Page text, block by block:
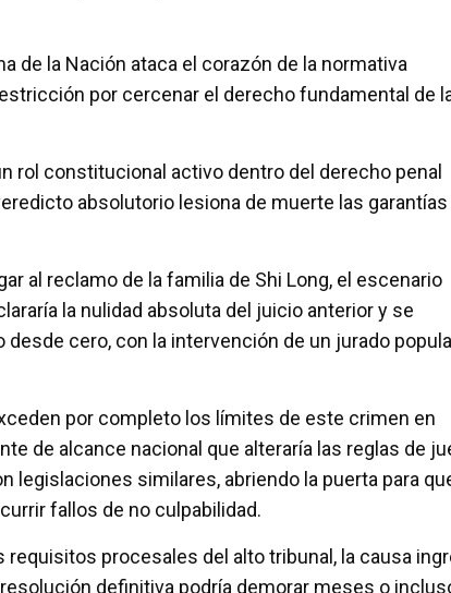
de la Nación ataca el corazón de la normativa
por cercenar el derecho fundamental de
rol constitucional activo dentro del derecho penal
absolutorio lesiona de muerte las garantías
al reclamo de la familia de Shi Long, el escenario
la nulidad absoluta del juicio anterior y se
cero, con la intervención de un jurado
por completo los límites de este crimen en
de alcance nacional que alteraría las reglas de
legislaciones similares, abriendo la puerta para
fallos de no culpabilidad.
procesales del alto tribunal, la causa
definitiva podría demorar meses o